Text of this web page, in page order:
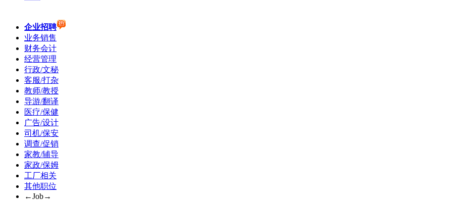
企业招聘
业务销售
财务会计
经营管理
行政/文秘
客服/打杂
教师/教授
导游/翻译
医疗/保健
广告/设计
司机/保安
调查/促销
家教/辅导
家政/保姆
工厂相关
其他职位
←Job→